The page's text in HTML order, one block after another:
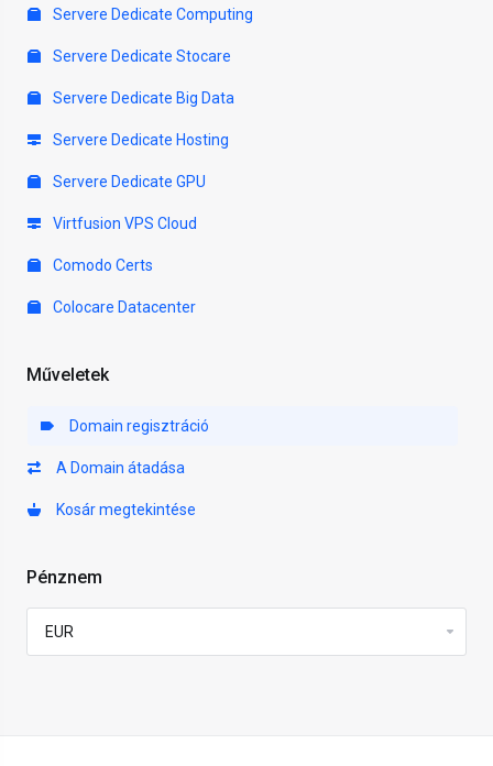
Servere Dedicate Computing
Servere Dedicate Stocare
Servere Dedicate Big Data
Servere Dedicate Hosting
Servere Dedicate GPU
Virtfusion VPS Cloud
Comodo Certs
Colocare Datacenter
Műveletek
Domain regisztráció
A Domain átadása
Kosár megtekintése
Pénznem